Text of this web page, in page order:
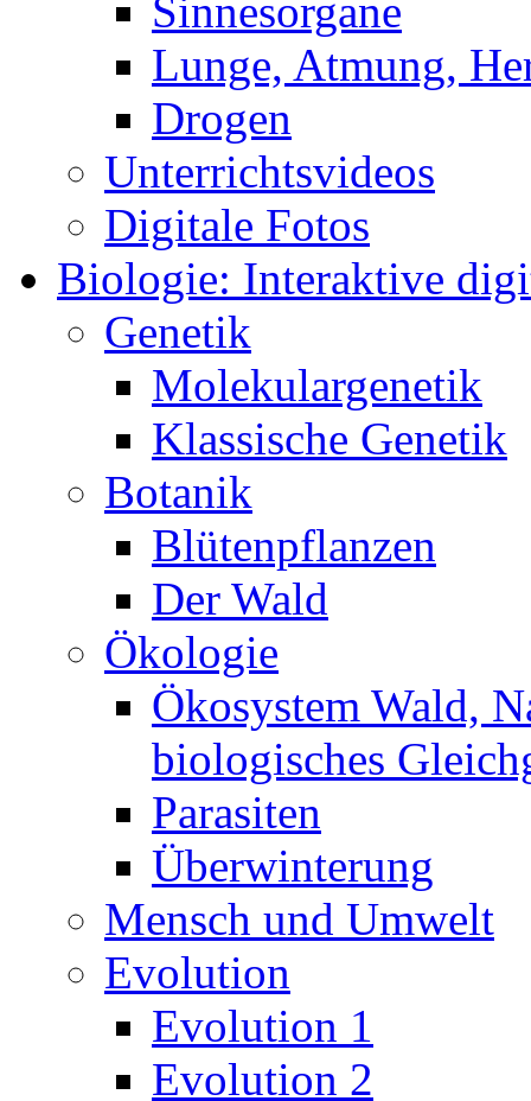
Sinnesorgane
Lunge, Atmung,
Drogen
Unterrichtsvideos
Digitale Fotos
Biologie: Interaktive
Genetik
Molekulargenetik
Klassische Genetik
Botanik
Blütenpflanzen
Der Wald
Ökologie
Ökosystem Wald,
biologisches
Parasiten
Überwinterung
Mensch und Umwelt
Evolution
Evolution 1
Evolution 2